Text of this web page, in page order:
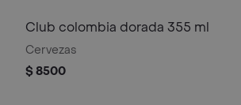
Club colombia dorada 355 ml
Cervezas
$ 8500